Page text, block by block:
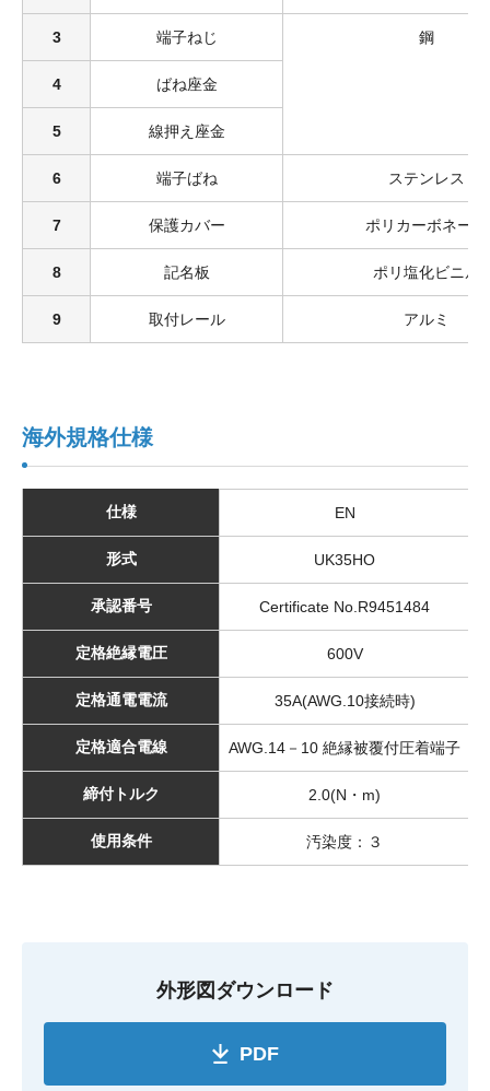
3 端子ねじ 鋼
4 ばね座金
5 線押え座金
6 端子ばね ステンレス
7 保護カバー ポリカーボネート
8 記名板 ポリ塩化ビニル
9 取付レール アルミ
海外規格仕様
仕様 EN
形式 UK35HO
承認番号 Certificate No.R9451484
定格絶縁電圧 600V
定格通電電流 35A(AWG.10接続時)
定格適合電線 AWG.14－10 絶縁被覆付圧着端子
締付トルク 2.0(N・m)
使用条件 汚染度：３
外形図ダウンロード
PDF